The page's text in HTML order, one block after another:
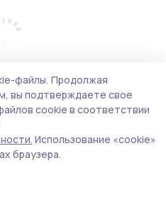
файлы. Продолжая
вы подтверждаете свое
cookie в соответствии
Использование «cookie»
браузера.